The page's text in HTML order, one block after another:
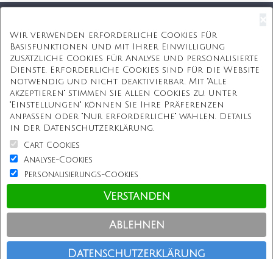
Kostenlose Geschenkbox
Kostenlose Gravur
Unbegrenzte Redesign
ÜBER UNS
Information
Kundenservice
Einkaufen bei uns
Copyright © Personalisierterekette.De, Alle Rechte vorbehalten.
Wir verwenden erforderliche Cookies für
Basisfunktionen und mit Ihrer Einwilligung
zusätzliche Cookies für Analyse und personalisierte
Dienste. Erforderliche Cookies sind für die Website
notwendig und nicht deaktivierbar. Mit "Alle
akzeptieren" stimmen Sie allen Cookies zu. Unter
"Einstellungen" können Sie Ihre Präferenzen
anpassen oder "Nur erforderliche" wählen. Details
in der Datenschutzerklärung.
Cart Cookies
Analyse-Cookies
Personalisierungs-Cookies
Verstanden
Ablehnen
Datenschutzerklärung